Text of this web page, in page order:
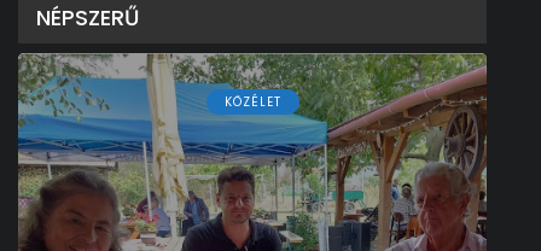
NÉPSZERŰ
KÖZÉLET